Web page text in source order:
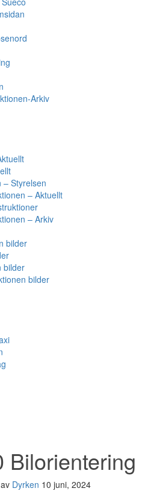
Arkiv
– Styrelsen
– Aktuellt
– Arkiv
bilder
bilder
bilder
Bilorientering
av Dyrken 10 juni, 2024